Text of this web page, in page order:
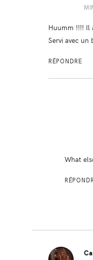
Huumm !!!! Il
Servi avec
RÉPONDRE
What